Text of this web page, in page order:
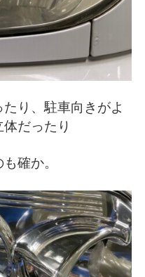
り、駐車向きがよ
だったり
確か。